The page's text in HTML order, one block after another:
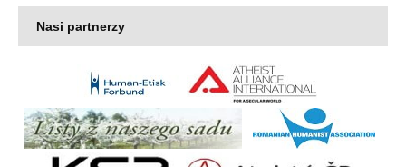
Nasi partnerzy